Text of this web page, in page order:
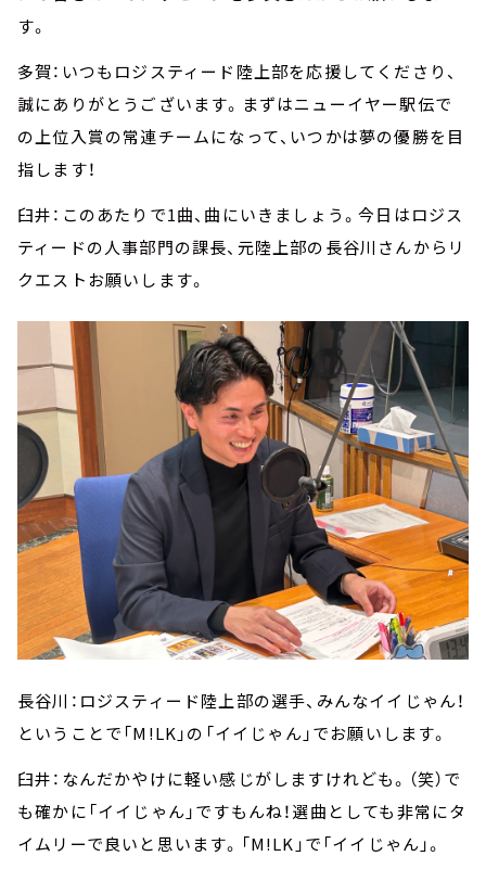
す。
多賀：いつもロジスティード陸上部を応援してくださり、
誠にありがとうございます。まずはニューイヤー駅伝で
の上位入賞の常連チームになって、いつかは夢の優勝を目
指します！
臼井：このあたりで1曲、曲にいきましょう。今日はロジス
ティードの人事部門の課長、元陸上部の長谷川さんからリ
クエストお願いします。
長谷川：ロジスティード陸上部の選手、みんなイイじゃん！
ということで「M!LK」の「イイじゃん」でお願いします。
臼井：なんだかやけに軽い感じがしますけれども。（笑）で
も確かに「イイじゃん」ですもんね！選曲としても非常にタ
イムリーで良いと思います。「M!LK」で「イイじゃん」。